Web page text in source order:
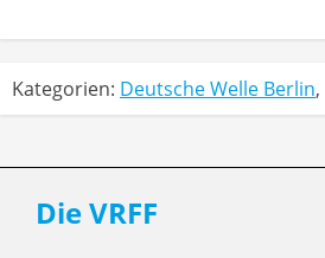
Kategorien: Deutsche Welle Berlin,
Die VRFF